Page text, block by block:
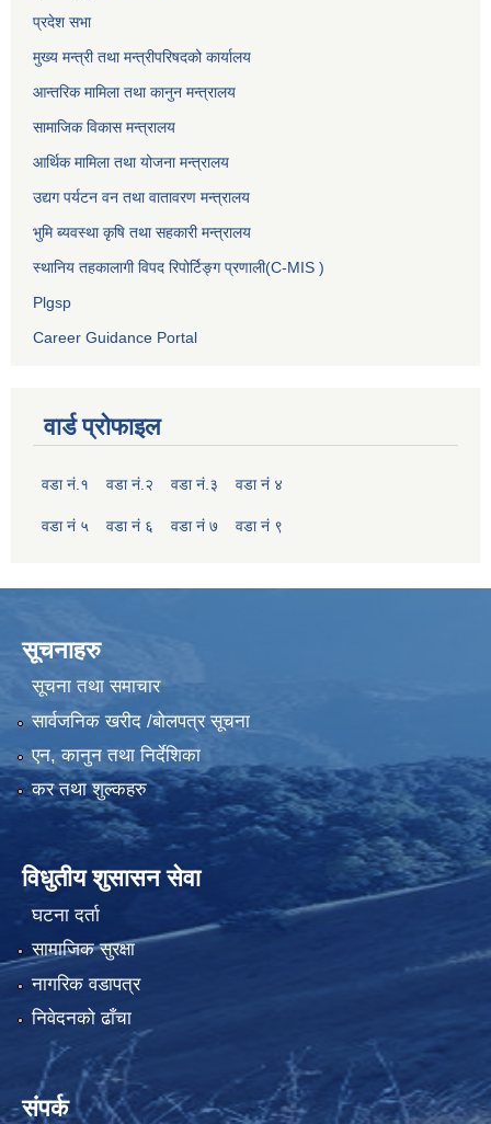
प्रदेश सभा
मुख्य मन्त्री तथा मन्त्रीपरिषदको कार्यालय
आन्तरिक मामिला तथा कानुन मन्त्रालय
सामाजिक विकास मन्त्रालय
आर्थिक मामिला तथा योजना मन्त्रालय
उद्यग पर्यटन वन तथा वातावरण मन्त्रालय
भुमि ब्यवस्था कृषि तथा सहकारी मन्त्रालय
स्थानिय तहकालागी विपद रिपोर्टिङ्ग प्रणाली(C-MIS )
Plgsp
Career Guidance Portal
वार्ड प्रोफाइल
वडा नं.१ वडा नं.२ वडा नं.३ वडा नं ४
वडा नं ५ वडा नं ६ वडा नं ७ वडा नं ९
सूचनाहरु
सूचना तथा समाचार
सार्वजनिक खरीद /बोलपत्र सूचना
एन, कानुन तथा निर्देशिका
कर तथा शुल्कहरु
विधुतीय शुसासन सेवा
घटना दर्ता
सामाजिक सुरक्षा
नागरिक वडापत्र
निवेदनको ढाँचा
संपर्क